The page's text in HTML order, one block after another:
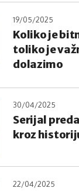
19/05/2025
Koliko je
toliko je
dolazimo
30/04/2025
Serijal
kroz
22/04/2025